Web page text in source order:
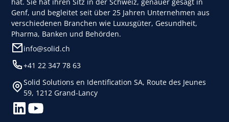
Technologie zu finden, der man vertrauen kann und
die einen vollständig zufriedenstellt. Drei
technologische Innovationen, die zusammen
eingesetzt werden, bieten eine Lösung für dieses
Problem: die neuen Generationen von NFC-Chips
(Near Field Communication), die Materialerkennung
durch Bilder und die Blockchain.
Genf, und begleitet seit über 25 Jahren Unternehmen aus
verschiedenen Branchen wie Luxusgüter, Gesundheit,
Pharma, Banken und Behörden.
info@solid.ch
+41 22 347 78 63
Solid Solutions en Identification SA, Route des Jeunes
59, 1212 Grand-Lancy